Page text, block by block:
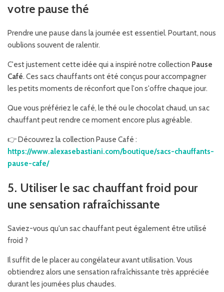
votre pause thé
Prendre une pause dans la journée est essentiel. Pourtant, nous
oublions souvent de ralentir.
C'est justement cette idée qui a inspiré notre collection Pause
Café. Ces sacs chauffants ont été conçus pour accompagner
les petits moments de réconfort que l'on s'offre chaque jour.
Que vous préfériez le café, le thé ou le chocolat chaud, un sac
chauffant peut rendre ce moment encore plus agréable.
👉 Découvrez la collection Pause Café :
https://www.alexasebastiani.com/boutique/sacs-chauffants-
pause-cafe/
5. Utiliser le sac chauffant froid pour
une sensation rafraîchissante
Saviez-vous qu'un sac chauffant peut également être utilisé
froid ?
Il suffit de le placer au congélateur avant utilisation. Vous
obtiendrez alors une sensation rafraîchissante très appréciée
durant les journées plus chaudes.